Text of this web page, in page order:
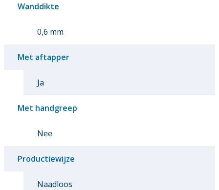
Wanddikte
0,6 mm
Met aftapper
Ja
Met handgreep
Nee
Productiewijze
Naadloos